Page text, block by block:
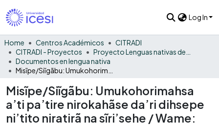
Log In
Home Centros Académicos
CITRADI
CITRADI - Proyectos
Documentos en lengua nativa
Misĩpe/Siĩgãbu: Umukohorimahsa
a’ti pa’tire nirokahãse da’ri dihsepe
ni’tito niratirã na sĩri’sehe / Wame: